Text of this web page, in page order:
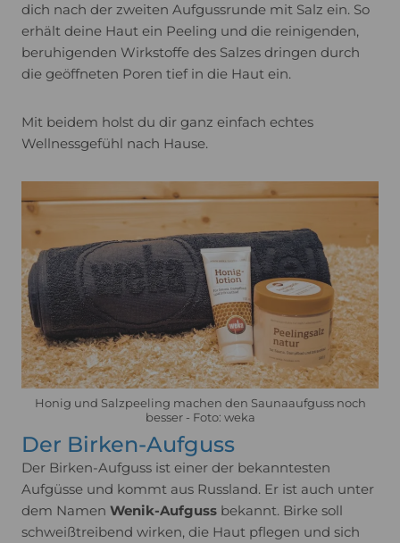
dich nach der zweiten Aufgussrunde mit Salz ein. So
erhält deine Haut ein Peeling und die reinigenden,
beruhigenden Wirkstoffe des Salzes dringen durch
die geöffneten Poren tief in die Haut ein.
Mit beidem holst du dir ganz einfach echtes
Wellnessgefühl nach Hause.
Honig und Salzpeeling machen den Saunaaufguss noch
besser - Foto: weka
Der Birken-Aufguss
Der Birken-Aufguss ist einer der bekanntesten
Aufgüsse und kommt aus Russland. Er ist auch unter
dem Namen Wenik-Aufguss bekannt. Birke soll
schweißtreibend wirken, die Haut pflegen und sich